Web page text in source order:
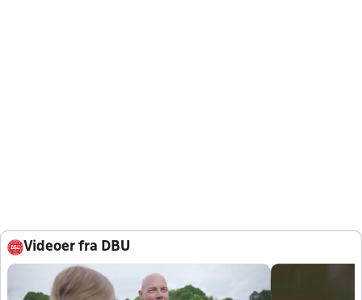
Videoer fra DBU